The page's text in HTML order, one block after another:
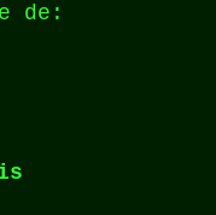
de: